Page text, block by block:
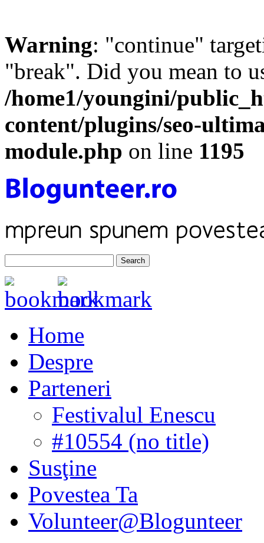
Warning: "continue"
"break". Did you mean to
/home1/youngini/
content/plugins/seo-
module.php on line 1195
Home
Despre
Parteneri
Festivalul Enescu
#10554 (no title)
Susţine
Povestea Ta
Volunteer@Blogunteer